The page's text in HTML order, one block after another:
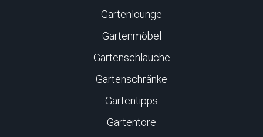
Gartenlounge
Gartenmöbel
Gartenschläuche
Gartenschränke
Gartentipps
Gartentore